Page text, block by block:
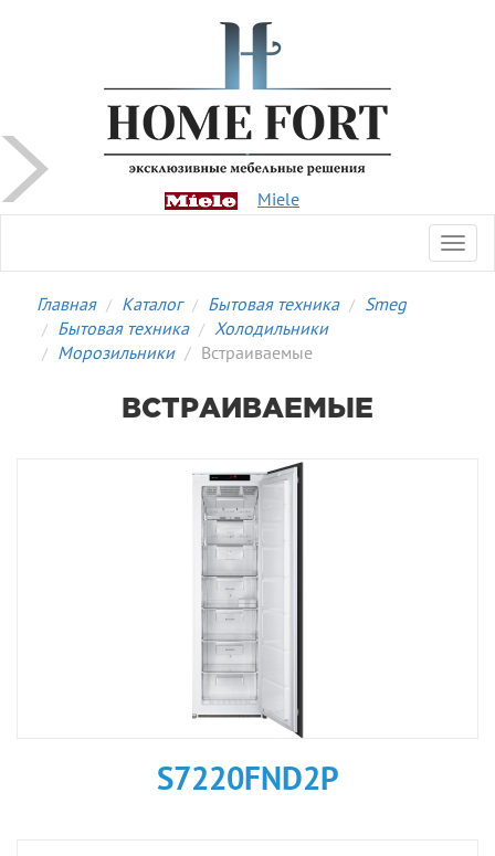
Miele
Главная Каталог Бытовая техника
Smeg
Бытовая техника
Холодильники
Морозильники
Встраиваемые
ВСТРАИВАЕМЫЕ
S7220FND2P